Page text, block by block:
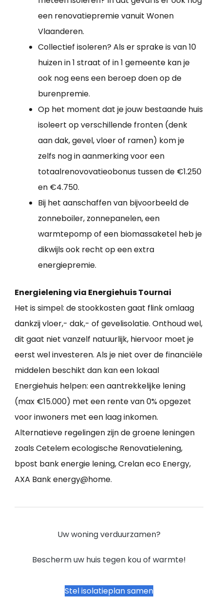
een renovatiepremie vanuit Wonen
Vlaanderen.
Collectief isoleren? Als er sprake is van 10
huizen in 1 straat of in 1 gemeente kan je
ook nog eens een beroep doen op de
burenpremie.
Op het moment dat je jouw bestaande huis
isoleert op verschillende fronten (denk
aan dak, gevel, vloer of ramen) kom je
zelfs nog in aanmerking voor een
totaalrenovovatieobonus tussen de €1.250
en €4.750.
Bij het aanschaffen van bijvoorbeeld de
zonneboiler, zonnepanelen, een
warmtepomp of een biomassaketel heb je
dikwijls ook recht op een extra
energiepremie.
Energielening via Energiehuis Tournai
Het is simpel: de stookkosten gaat flink omlaag
dankzij vloer,- dak,- of gevelisolatie. Onthoud wel,
dit gaat niet vanzelf natuurlijk, hiervoor moet je
eerst wel investeren. Als je niet over de financiële
middelen beschikt dan kan een lokaal
Energiehuis helpen: een aantrekkelijke lening
(max €15.000) met een rente van 0% opgezet
voor inwoners met een laag inkomen.
Alternatieve regelingen zijn de groene leningen
zoals Cetelem ecologische Renovatielening,
bpost bank energie lening, Crelan eco Energy,
AXA Bank energy@home.
Uw woning verduurzamen?
Bescherm uw huis tegen kou of warmte!
Stel isolatieplan samen